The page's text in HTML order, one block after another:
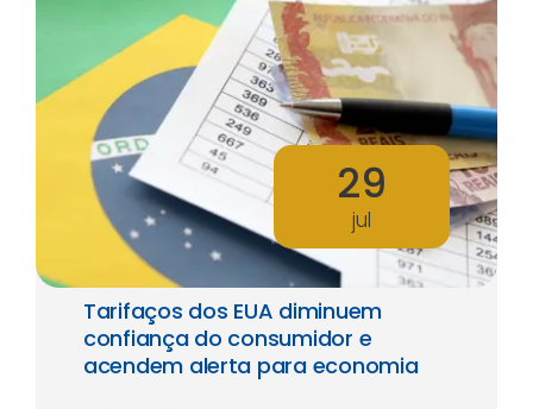
29
jul
Tarifaços dos EUA diminuem
confiança do consumidor e
acendem alerta para economia